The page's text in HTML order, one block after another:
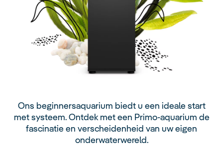
Ons beginnersaquarium biedt u een ideale start
met systeem. Ontdek met een Primo-aquarium de
fascinatie en verscheidenheid van uw eigen
onderwaterwereld.